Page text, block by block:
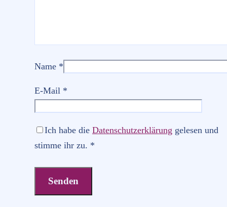
Name *
E-Mail *
Ich habe die Datenschutzerklärung gelesen und
stimme ihr zu. *